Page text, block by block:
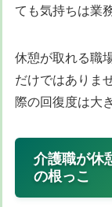
ても気持ちは業
休憩が取れる職
だけではありませ
際の回復度は大
介護職が休
の根っこ